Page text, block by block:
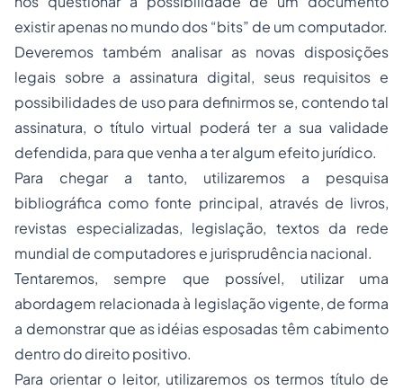
existir apenas no mundo dos “bits” de um computador.
Deveremos também analisar as novas disposições
legais sobre a assinatura digital, seus requisitos e
possibilidades de uso para definirmos se, contendo tal
assinatura, o título virtual poderá ter a sua validade
defendida, para que venha a ter algum efeito jurídico.
Para chegar a tanto, utilizaremos a pesquisa
bibliográfica como fonte principal, através de livros,
revistas especializadas, legislação, textos da rede
mundial de computadores e jurisprudência nacional.
Tentaremos, sempre que possível, utilizar uma
abordagem relacionada à legislação vigente, de forma
a demonstrar que as idéias esposadas têm cabimento
dentro do direito positivo.
Para orientar o leitor, utilizaremos os termos título de